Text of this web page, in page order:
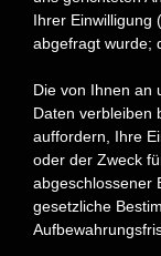
Ihrer Einwilligung
abgefragt wurde;
Die von Ihnen an
Daten verbleiben
auffordern, Ihre
oder der Zweck
abgeschlossener
gesetzliche